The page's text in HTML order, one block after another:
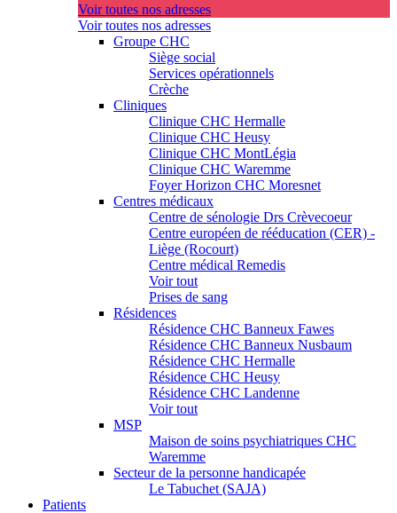
Voir toutes nos adresses
Voir toutes nos adresses
Groupe CHC
Siège social
Services opérationnels
Crèche
Cliniques
Clinique CHC Hermalle
Clinique CHC Heusy
Clinique CHC MontLégia
Clinique CHC Waremme
Foyer Horizon CHC Moresnet
Centres médicaux
Centre de sénologie Drs Crèvecoeur
Centre européen de rééducation (CER) -
Liège (Rocourt)
Centre médical Remedis
Voir tout
Prises de sang
Résidences
Résidence CHC Banneux Fawes
Résidence CHC Banneux Nusbaum
Résidence CHC Hermalle
Résidence CHC Heusy
Résidence CHC Landenne
Voir tout
MSP
Maison de soins psychiatriques CHC
Waremme
Secteur de la personne handicapée
Le Tabuchet (SAJA)
Patients